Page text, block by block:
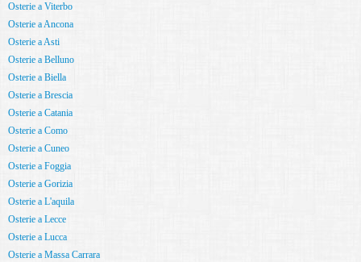
Osterie a Viterbo
Osterie a Ancona
Osterie a Asti
Osterie a Belluno
Osterie a Biella
Osterie a Brescia
Osterie a Catania
Osterie a Como
Osterie a Cuneo
Osterie a Foggia
Osterie a Gorizia
Osterie a L'aquila
Osterie a Lecce
Osterie a Lucca
Osterie a Massa Carrara